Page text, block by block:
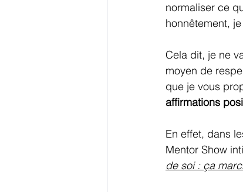
normaliser ce
honnêtement,
Cela dit, je ne
moyen de
que je vous
affirmations
En effet, dans
Mentor Show
de soi : ça